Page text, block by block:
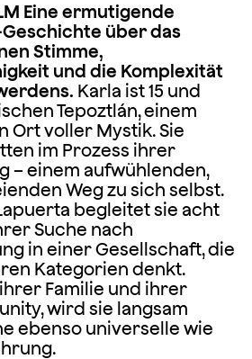
Eine ermutigende
über das
Stimme,
und die Komplexität
Karla ist 15 und
Tepoztlán, einem
Ort voller Mystik. Sie
im Prozess ihrer
– einem aufwühlenden,
Weg zu sich selbst.
begleitet sie acht
Suche nach
in einer Gesellschaft, die
Kategorien denkt.
Familie und ihrer
wird sie langsam
ebenso universelle wie